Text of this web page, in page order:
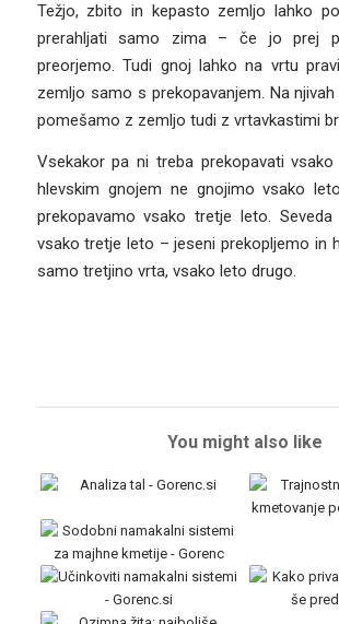
Težjo, zbito in kepasto zemljo lahko
prerahljati samo zima – če jo prej
preorjemo. Tudi gnoj lahko na vrtu
zemljo samo s prekopavanjem. Na
pomešamo z zemljo tudi z vrtavkastimi
Vsekakor pa ni treba prekopavati
hlevskim gnojem ne gnojimo vsako
prekopavamo vsako tretje leto.
vsako tretje leto – jeseni prekopljemo in
samo tretjino vrta, vsako leto drugo.
You might also like